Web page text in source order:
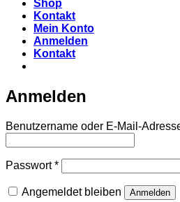
Shop
Kontakt
Mein Konto
Anmelden
Kontakt
Anmelden
Benutzername oder E-Mail-
Passwort*Erforderlich
Angemeldet bleiben Anmelden